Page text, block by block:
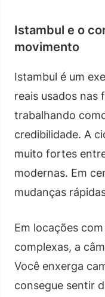
Istambul e o
movimento
Istambul é um
reais usados nas
trabalhando
credibilidade. A
muito fortes
modernas. Em
mudanças
Em locações
complexas, a
Você enxerga
consegue sentir